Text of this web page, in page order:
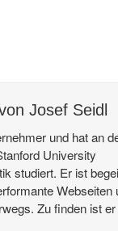
Josef Seidl
und hat an
University
studiert. Er ist
Webseiten
Zu finden ist